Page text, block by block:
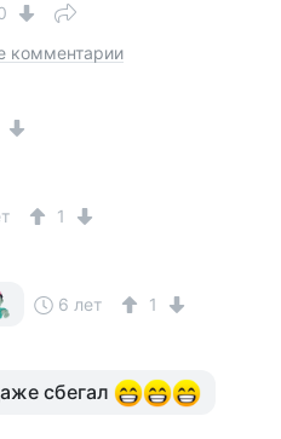
комментарии
1
6 лет 1
сбегал